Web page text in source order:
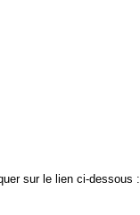
sur le lien ci-dessous :